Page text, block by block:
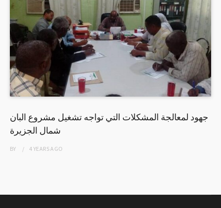
جهود لمعالجة المشكلات التي تواجه تشغيل مشروع البان
شمال الجزيرة
BY 4 YEARSAGO